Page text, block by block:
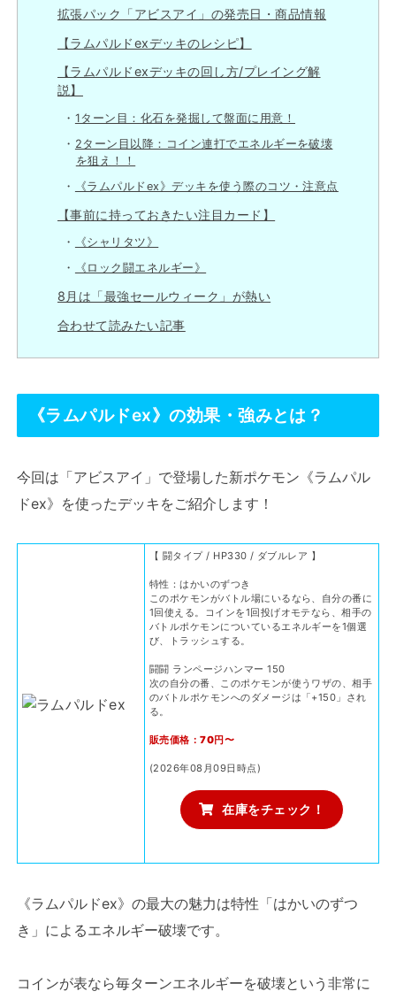
拡張パック「アビスアイ」の発売日・商品情報
【ラムパルドexデッキのレシピ】
【ラムパルドexデッキの回し方/プレイング解
説】
1ターン目：化石を発掘して盤面に用意！
2ターン目以降：コイン連打でエネルギーを破壊
を狙え！！
《ラムパルドex》デッキを使う際のコツ・注意点
【事前に持っておきたい注目カード】
《シャリタツ》
《ロック闘エネルギー》
8月は「最強セールウィーク」が熱い
合わせて読みたい記事
《ラムパルドex》の効果・強みとは？
今回は「アビスアイ」で登場した新ポケモン《ラムパル
ドex》を使ったデッキをご紹介します！
【 闘タイプ / HP330 / ダブルレア 】
特性：はかいのずつき
このポケモンがバトル場にいるなら、自分の番に
1回使える。コインを1回投げオモテなら、相手の
バトルポケモンについているエネルギーを1個選
び、トラッシュする。
闘闘 ランページハンマー 150
次の自分の番、このポケモンが使うワザの、相手
のバトルポケモンへのダメージは「+150」され
る。
販売価格：70円〜
(2026年08月09日時点)
在庫をチェック！
《ラムパルドex》の最大の魅力は特性「はかいのずつ
き」によるエネルギー破壊です。
コインが表なら毎ターンエネルギーを破壊という非常に